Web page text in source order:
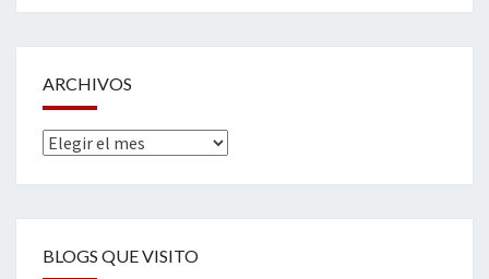
ARCHIVOS
Archivos
BLOGS QUE VISITO